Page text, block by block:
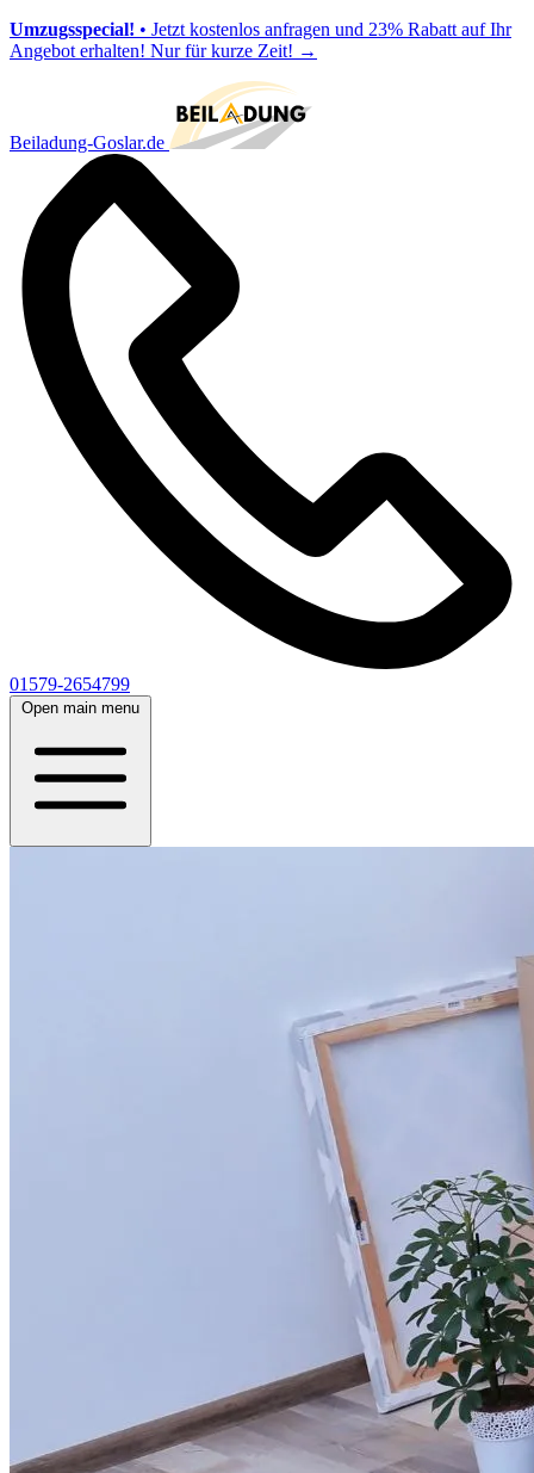
Umzugsspecial! • Jetzt kostenlos anfragen und 23% Rabatt auf Ihr
Angebot erhalten! Nur für kurze Zeit! →
Beiladung-Goslar.de
01579-2654799
Open main menu